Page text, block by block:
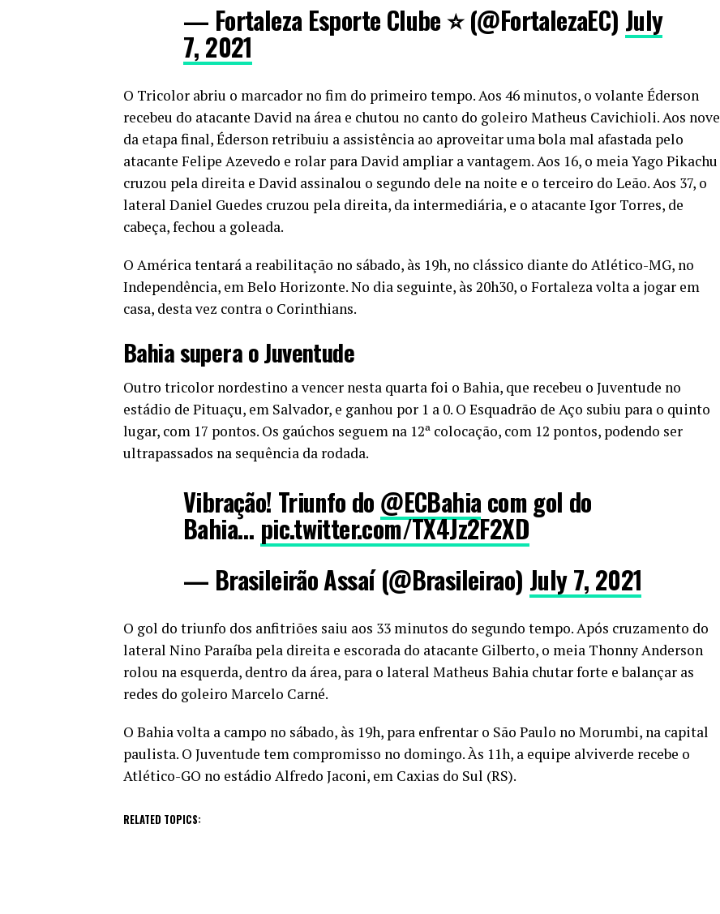
— Fortaleza Esporte Clube ⭐️ (@FortalezaEC) July
7, 2021
O Tricolor abriu o marcador no fim do primeiro tempo. Aos 46 minutos, o volante Éderson
recebeu do atacante David na área e chutou no canto do goleiro Matheus Cavichioli. Aos nove
da etapa final, Éderson retribuiu a assistência ao aproveitar uma bola mal afastada pelo
atacante Felipe Azevedo e rolar para David ampliar a vantagem. Aos 16, o meia Yago Pikachu
cruzou pela direita e David assinalou o segundo dele na noite e o terceiro do Leão. Aos 37, o
lateral Daniel Guedes cruzou pela direita, da intermediária, e o atacante Igor Torres, de
cabeça, fechou a goleada.
O América tentará a reabilitação no sábado, às 19h, no clássico diante do Atlético-MG, no
Independência, em Belo Horizonte. No dia seguinte, às 20h30, o Fortaleza volta a jogar em
casa, desta vez contra o Corinthians.
Bahia supera o Juventude
Outro tricolor nordestino a vencer nesta quarta foi o Bahia, que recebeu o Juventude no
estádio de Pituaçu, em Salvador, e ganhou por 1 a 0. O Esquadrão de Aço subiu para o quinto
lugar, com 17 pontos. Os gaúchos seguem na 12ª colocação, com 12 pontos, podendo ser
ultrapassados na sequência da rodada.
Vibração! Triunfo do @ECBahia com gol do
Bahia… pic.twitter.com/TX4Jz2F2XD
— Brasileirão Assaí (@Brasileirao) July 7, 2021
O gol do triunfo dos anfitriões saiu aos 33 minutos do segundo tempo. Após cruzamento do
lateral Nino Paraíba pela direita e escorada do atacante Gilberto, o meia Thonny Anderson
rolou na esquerda, dentro da área, para o lateral Matheus Bahia chutar forte e balançar as
redes do goleiro Marcelo Carné.
O Bahia volta a campo no sábado, às 19h, para enfrentar o São Paulo no Morumbi, na capital
paulista. O Juventude tem compromisso no domingo. Às 11h, a equipe alviverde recebe o
Atlético-GO no estádio Alfredo Jaconi, em Caxias do Sul (RS).
RELATED TOPICS: